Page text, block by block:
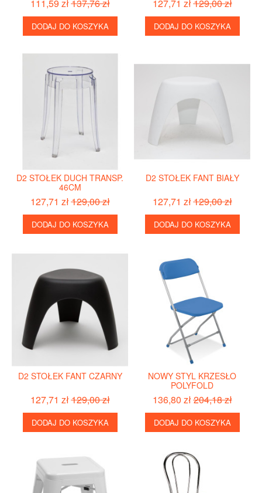
111,59 zł137,76 zł
DODAJ DO KOSZYKA
127,71 zł129,00 zł
DODAJ DO KOSZYKA
D2 STOŁEK DUCH TRANSP.
46CM
127,71 zł129,00 zł
DODAJ DO KOSZYKA
D2 STOŁEK FANT BIAŁY
127,71 zł129,00 zł
DODAJ DO KOSZYKA
D2 STOŁEK FANT CZARNY
127,71 zł129,00 zł
DODAJ DO KOSZYKA
NOWY STYL KRZESŁO
POLYFOLD
136,80 zł204,18 zł
DODAJ DO KOSZYKA